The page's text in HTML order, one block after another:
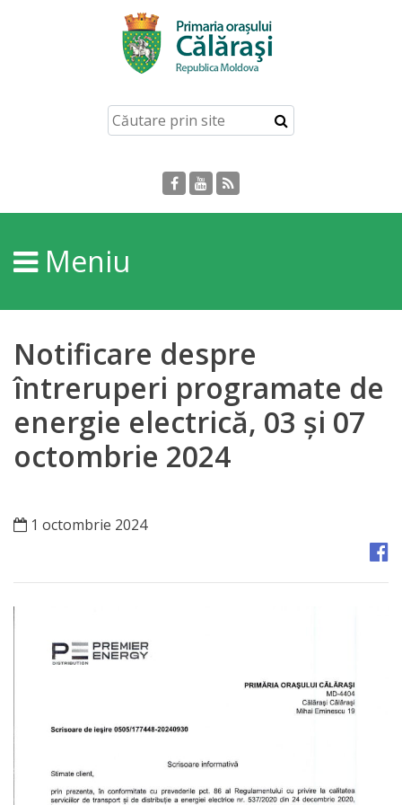
Despre
Orașului
Personalități
Regulamente
Orașe
înfrățite
Registrul
Actelor
Primăria
Aparatul
Meniu
Notificare despre
întreruperi programate de
energie electrică, 03 și 07
octombrie 2024
1 octombrie 2024